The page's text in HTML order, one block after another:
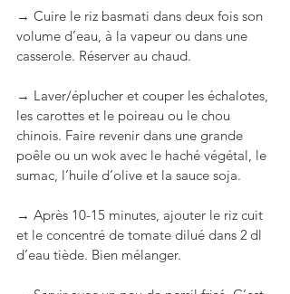
→ Cuire le riz basmati dans deux fois son
volume d’eau, à la vapeur ou dans une
casserole. Réserver au chaud.
→ Laver/éplucher et couper les échalotes,
les carottes et le poireau ou le chou
chinois. Faire revenir dans une grande
poêle ou un wok avec le haché végétal, le
sumac, l’huile d’olive et la sauce soja.
→ Après 10-15 minutes, ajouter le riz cuit
et le concentré de tomate dilué dans 2 dl
d’eau tiède. Bien mélanger.